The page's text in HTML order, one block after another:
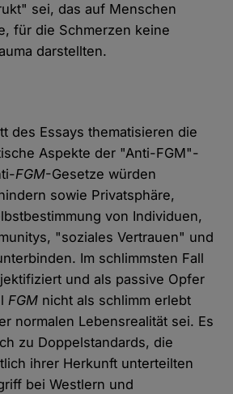
sei, das auf Menschen
für die Schmerzen keine
darstellten.
des Essays thematisieren die
Aspekte der "Anti-FGM"-
FGM-Gesetze würden
sowie Privatsphäre,
von Individuen,
"soziales Vertrauen" und
Im schlimmsten Fall
und als passive Opfer
FGM nicht als schlimm erlebt
normalen Lebensrealität sei. Es
zu Doppelstandards, die
ihrer Herkunft unterteilten
bei Westlern und